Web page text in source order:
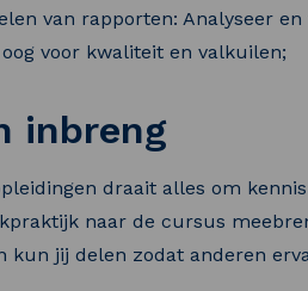
van rapporten: Analyseer
voor kwaliteit en valkuilen;
inbreng
draait alles om
naar de cursus
kun jij delen zodat anderen